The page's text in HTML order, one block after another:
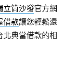
立筒沙發官方網
借款讓您輕鬆還
北典當借款的相